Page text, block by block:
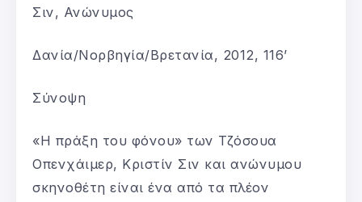
Σιν, Ανώνυμος
Δανία/Νορβηγία/Βρετανία, 2012, 116’
Σύνοψη
«Η πράξη του φόνου» των Τζόσουα
Οπενχάιμερ, Κριστίν Σιν και ανώνυμου
σκηνοθέτη είναι ένα από τα πλέον